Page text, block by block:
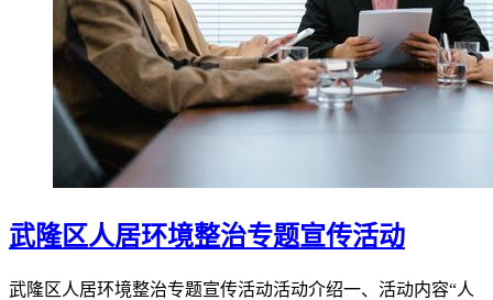
武隆区人居环境整治专题宣传活动
武隆区人居环境整治专题宣传活动活动介绍一、活动内容“人